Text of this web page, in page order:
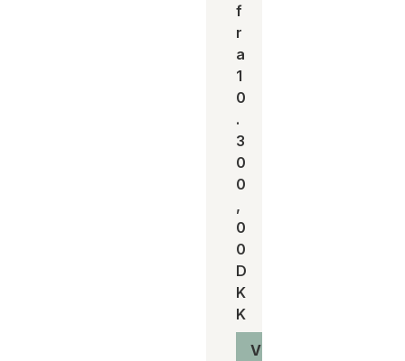
f
r
a
1
0
.
3
0
0
,
0
0
D
K
K
Vis produkt